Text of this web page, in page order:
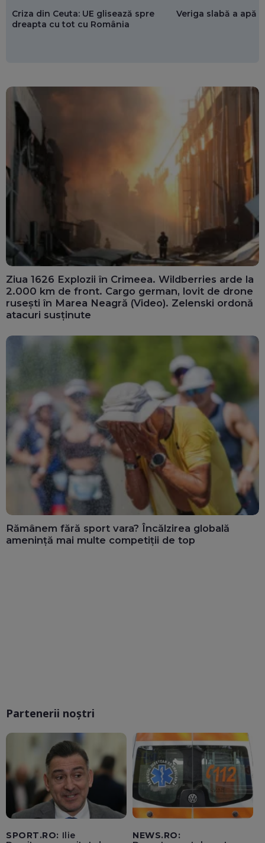
Criza din Ceuta: UE glisează spre
dreapta cu tot cu România
Veriga slabă a
Ziua 1626 Explozii în Crimeea. Wildberries arde la
2.000 km de front. Cargo german, lovit de drone
rusești în Marea Neagră (Video). Zelenski ordonă
atacuri susținute
Rămânem fără sport vara? Încălzirea globală
amenință mai multe competiții de top
Partenerii noștri
SPORT.RO: Ilie
NEWS.RO: